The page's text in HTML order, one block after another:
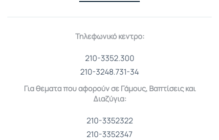
Τηλεφωνικό κέντρο:
210-3352.300
210-3248.731-34
Για θέματα που αφορούν σε Γάμους, Βαπτίσεις και
Διαζύγια:
210-3352322
210-3352347